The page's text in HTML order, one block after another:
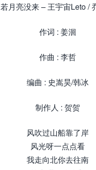
若月亮没来 – 王宇宙Leto /
作词 : 姜洄
作曲 : 李哲
编曲 : 史嵩昊/韩冰
制作人 : 贺贺
风吹过山船靠了岸
风光呀一点点看
我走向北你去往南